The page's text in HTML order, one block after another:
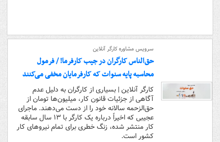
سرویس مشاوره کارگر آنلاین
حق‌الناس کارگران در جیب کارفرما! / فرمول
محاسبه پایه سنوات که کارفرمایان مخفی می‌کنند
کارگر آنلاین | بسیاری از کارگران به دلیل عدم
آگاهی از جزئیات قانون کار، میلیون‌ها تومان از
حق‌الزحمه سالانه خود را از دست می‌دهند. ماجرای
عجیبی که اخیراً درباره یک کارگر با ۱۳ سال سابقه
کار منتشر شده، زنگ خطری برای تمام نیروهای کار
کشور است.